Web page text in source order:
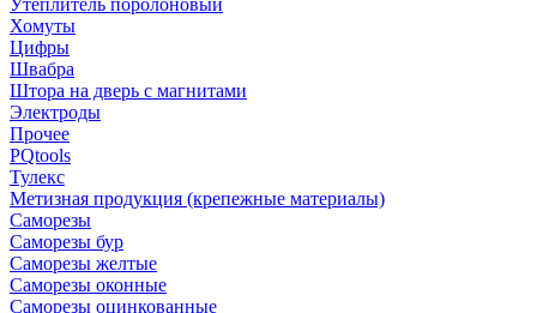
Утеплитель поролоновый
Хомуты
Цифры
Швабра
Штора на дверь с магнитами
Электроды
Прочее
PQtools
Тулекс
Метизная продукция (крепежные материалы)
Саморезы
Саморезы бур
Саморезы желтые
Саморезы оконные
Саморезы оцинкованные